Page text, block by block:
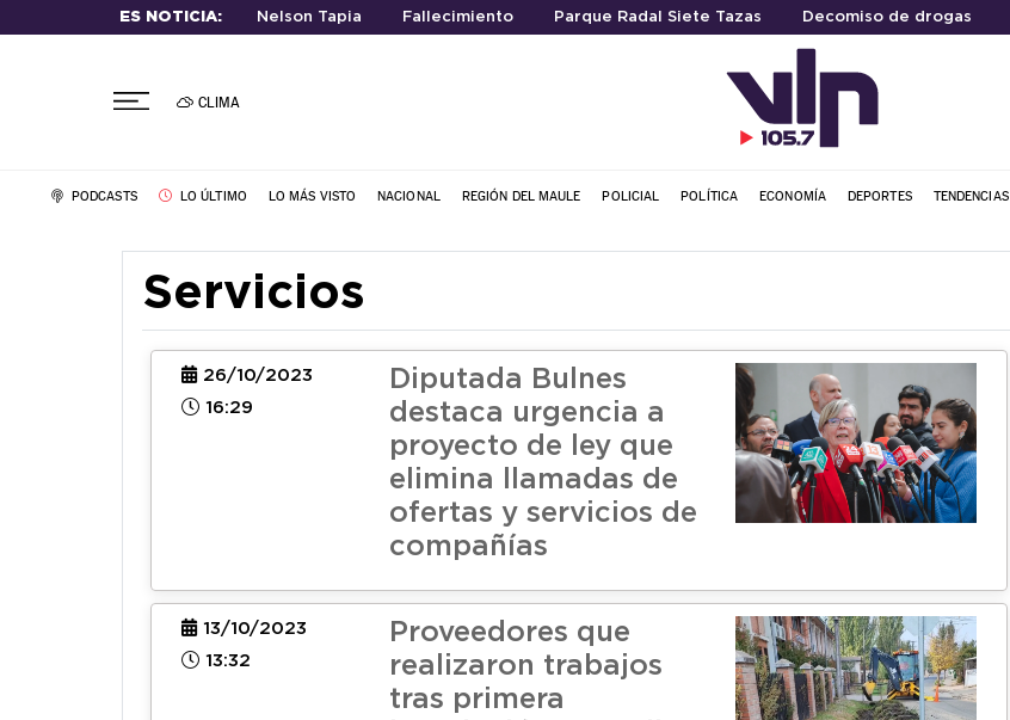
ES NOTICIA: Nelson Tapia Fallecimiento Parque Radal Siete Tazas Decomiso de drogas
CLIMA
PODCASTS LO ÚLTIMO LO MÁS VISTO NACIONAL REGIÓN DEL MAULE POLICIAL POLÍTICA ECONOMÍA DEPORTES TENDENCIAS
Servicios
26/10/2023
16:29
Diputada Bulnes
destaca urgencia a
proyecto de ley que
elimina llamadas de
ofertas y servicios de
compañías
13/10/2023
13:32
Proveedores que
realizaron trabajos
tras primera